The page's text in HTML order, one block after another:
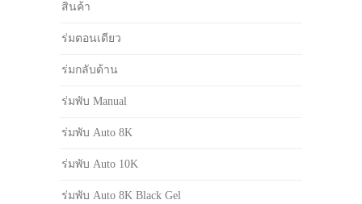
สินค้า
ร่มตอนเดียว
ร่มกลับด้าน
ร่มพับ Manual
ร่มพับ Auto 8K
ร่มพับ Auto 10K
ร่มพับ Auto 8K Black Gel